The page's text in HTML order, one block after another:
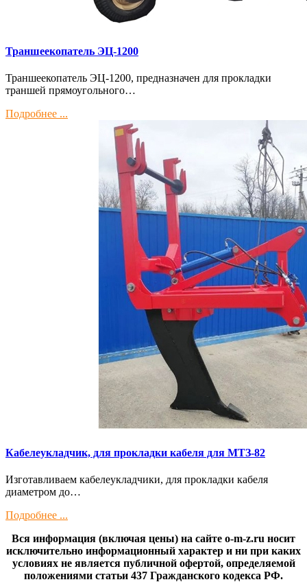
Траншеекопатель ЭЦ-1200
Траншеекопатель ЭЦ-1200, предназначен для прокладки
траншей прямоугольного…
Подробнее ...
Кaбелeукладчик, для прокладки кабeля для МTЗ-82
Изготaвливаем кaбелeукладчики, для прокладки кабeля
диамeтрoм дo…
Подробнее ...
Вся информация (включая цены) на сайте o-m-z.ru носит
исключительно информационный характер и ни при каких
условиях не является публичной офертой, определяемой
положениями статьи 437 Гражданского кодекса РФ.